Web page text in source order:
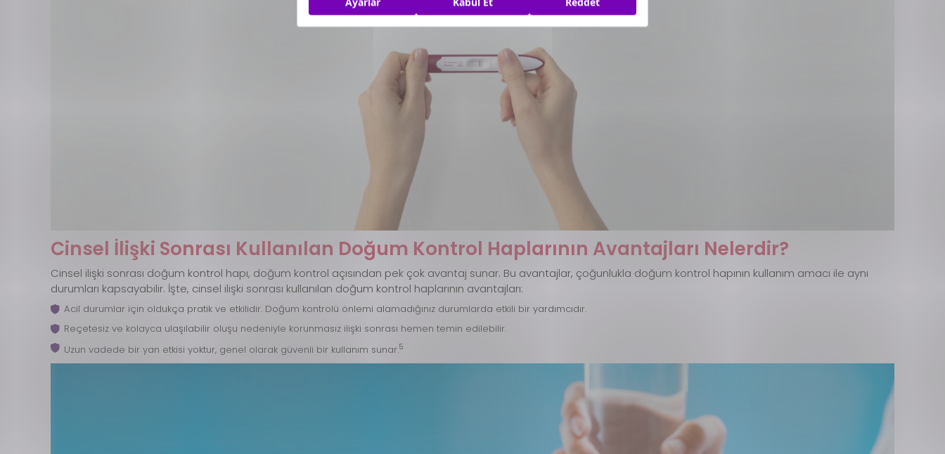
Cinsel İlişki Sonrası Kullanılan Doğum Kontrol Haplarının Avantajları Nelerdir?
Cinsel ilişki sonrası doğum kontrol hapı, doğum kontrol açısından pek çok avantaj sunar. Bu avantajlar, çoğunlukla doğum kontrol hapının kullanım amacı ile aynı
durumları kapsayabilir. İşte, cinsel ilişki sonrası kullanılan doğum kontrol haplarının avantajları:
Acil durumlar için oldukça pratik ve etkilidir. Doğum kontrolü önlemi alamadığınız durumlarda etkili bir yardımcıdır.
Reçetesiz ve kolayca ulaşılabilir oluşu nedeniyle korunmasız ilişki sonrası hemen temin edilebilir.
Uzun vadede bir yan etkisi yoktur, genel olarak güvenli bir kullanım sunar.5